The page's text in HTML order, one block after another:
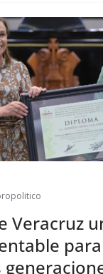
Veracruz